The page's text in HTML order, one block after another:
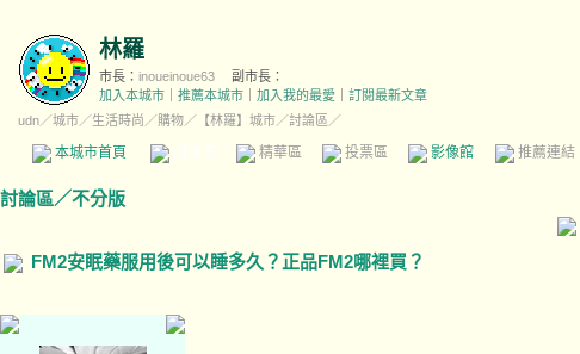
林羅
市長： inoueinoue63
副市長：
加入本城市
推薦本城市 加入我的最愛
訂閱最新文章
udn／城市／生活時尚 ／購物／ 【林羅】城市／討論區／
本城市首頁 精華區 投票區 影像館 推薦連結
討論區／不分版
FM2安眠藥服用後可以睡多久？正品FM2哪裡買？